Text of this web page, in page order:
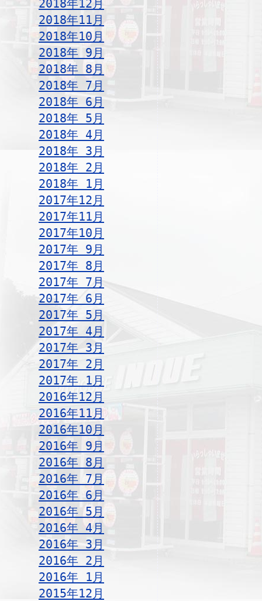
2018年12月
2018年11月
2018年10月
2018年 9月
2018年 8月
2018年 7月
2018年 6月
2018年 5月
2018年 4月
2018年 3月
2018年 2月
2018年 1月
2017年12月
2017年11月
2017年10月
2017年 9月
2017年 8月
2017年 7月
2017年 6月
2017年 5月
2017年 4月
2017年 3月
2017年 2月
2017年 1月
2016年12月
2016年11月
2016年10月
2016年 9月
2016年 8月
2016年 7月
2016年 6月
2016年 5月
2016年 4月
2016年 3月
2016年 2月
2016年 1月
2015年12月